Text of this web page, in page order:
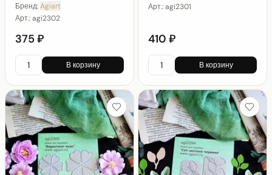
Бренд:Agiart
Арт.:agi2302
375 ₽
В корзину
Арт.:agi2301
410 ₽
В корзину